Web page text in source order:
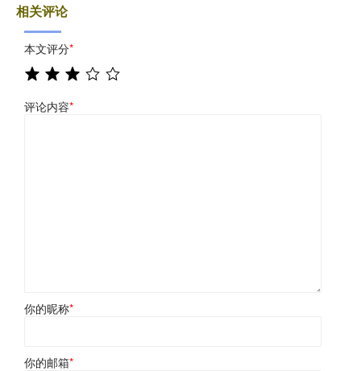
相关评论
本文评分*
评论内容*
你的昵称*
你的邮箱*